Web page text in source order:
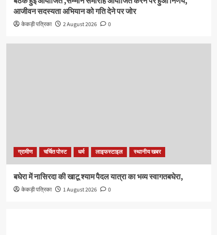
आजीवन सदस्यता अभियान को गति देने पर जोर
केकड़ी पत्रिका 2 August 2026 0
ग्रामीण चर्चित पोस्ट धर्म लाइफस्टाइल स्थानीय खबर
बघेरा में नासिरदा की खाटू श्याम पैदल यात्रा का भव्य स्वागतबघेरा,
केकड़ी पत्रिका 1 August 2026 0